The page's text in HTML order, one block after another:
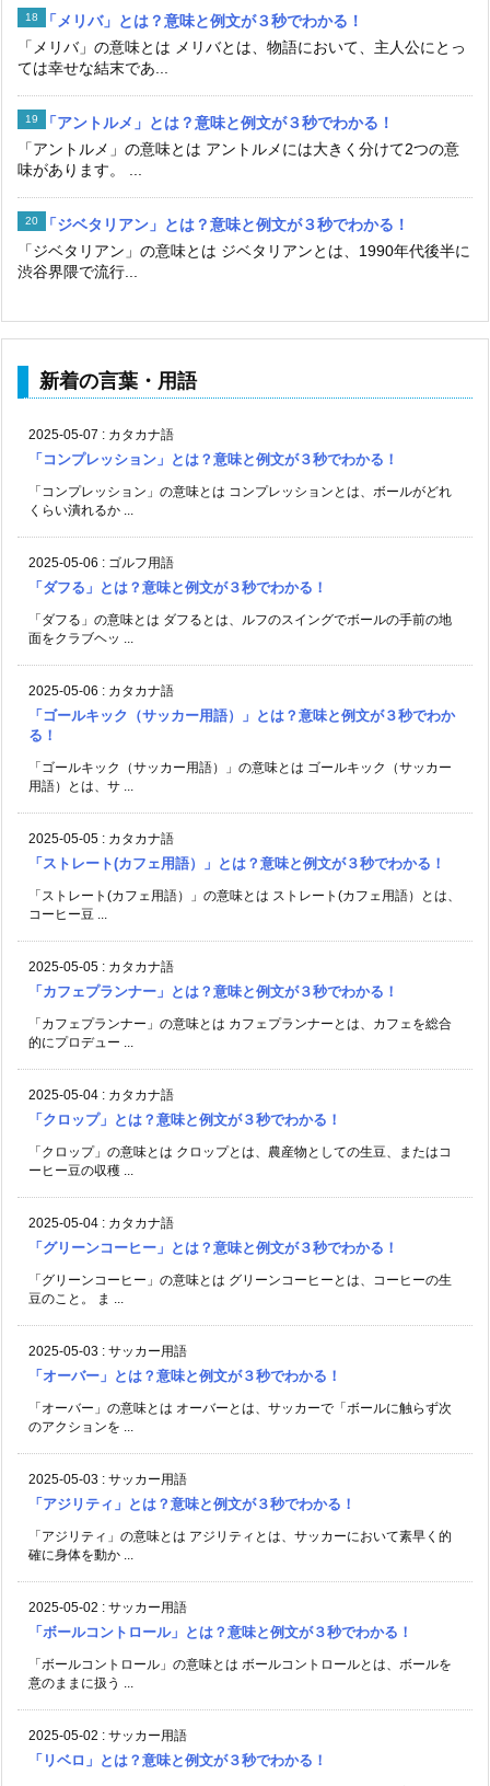
「メリバ」とは？意味と例文が３秒でわかる！
「メリバ」の意味とは メリバとは、物語において、主人公にとっ
ては幸せな結末であ...
「アントルメ」とは？意味と例文が３秒でわかる！
「アントルメ」の意味とは アントルメには大きく分けて2つの意
味があります。 ...
「ジベタリアン」とは？意味と例文が３秒でわかる！
「ジベタリアン」の意味とは ジベタリアンとは、1990年代後半に
渋谷界隈で流行...
新着の言葉・用語
2025-05-07 : カタカナ語
「コンプレッション」とは？意味と例文が３秒でわかる！
「コンプレッション」の意味とは コンプレッションとは、ボールがどれ
くらい潰れるか ...
2025-05-06 : ゴルフ用語
「ダフる」とは？意味と例文が３秒でわかる！
「ダフる」の意味とは ダフるとは、ルフのスイングでボールの手前の地
面をクラブヘッ ...
2025-05-06 : カタカナ語
「ゴールキック（サッカー用語）」とは？意味と例文が３秒でわか
る！
「ゴールキック（サッカー用語）」の意味とは ゴールキック（サッカー
用語）とは、サ ...
2025-05-05 : カタカナ語
「ストレート(カフェ用語）」とは？意味と例文が３秒でわかる！
「ストレート(カフェ用語）」の意味とは ストレート(カフェ用語）とは、
コーヒー豆 ...
2025-05-05 : カタカナ語
「カフェプランナー」とは？意味と例文が３秒でわかる！
「カフェプランナー」の意味とは カフェプランナーとは、カフェを総合
的にプロデュー ...
2025-05-04 : カタカナ語
「クロップ」とは？意味と例文が３秒でわかる！
「クロップ」の意味とは クロップとは、農産物としての生豆、またはコ
ーヒー豆の収穫 ...
2025-05-04 : カタカナ語
「グリーンコーヒー」とは？意味と例文が３秒でわかる！
「グリーンコーヒー」の意味とは グリーンコーヒーとは、コーヒーの生
豆のこと。 ま ...
2025-05-03 : サッカー用語
「オーバー」とは？意味と例文が３秒でわかる！
「オーバー」の意味とは オーバーとは、サッカーで「ボールに触らず次
のアクションを ...
2025-05-03 : サッカー用語
「アジリティ」とは？意味と例文が３秒でわかる！
「アジリティ」の意味とは アジリティとは、サッカーにおいて素早く的
確に身体を動か ...
2025-05-02 : サッカー用語
「ボールコントロール」とは？意味と例文が３秒でわかる！
「ボールコントロール」の意味とは ボールコントロールとは、ボールを
意のままに扱う ...
2025-05-02 : サッカー用語
「リベロ」とは？意味と例文が３秒でわかる！